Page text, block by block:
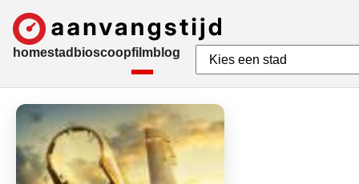
homestad bioscoopfilmblog